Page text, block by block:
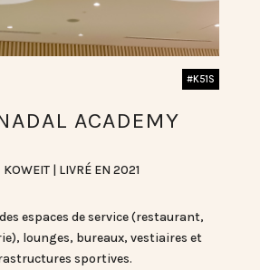
#K51S
ACADEMY
KOWEIT | LIVRÉ EN 2021
espaces de service (restaurant,
lounges, bureaux, vestiaires et
sportives.